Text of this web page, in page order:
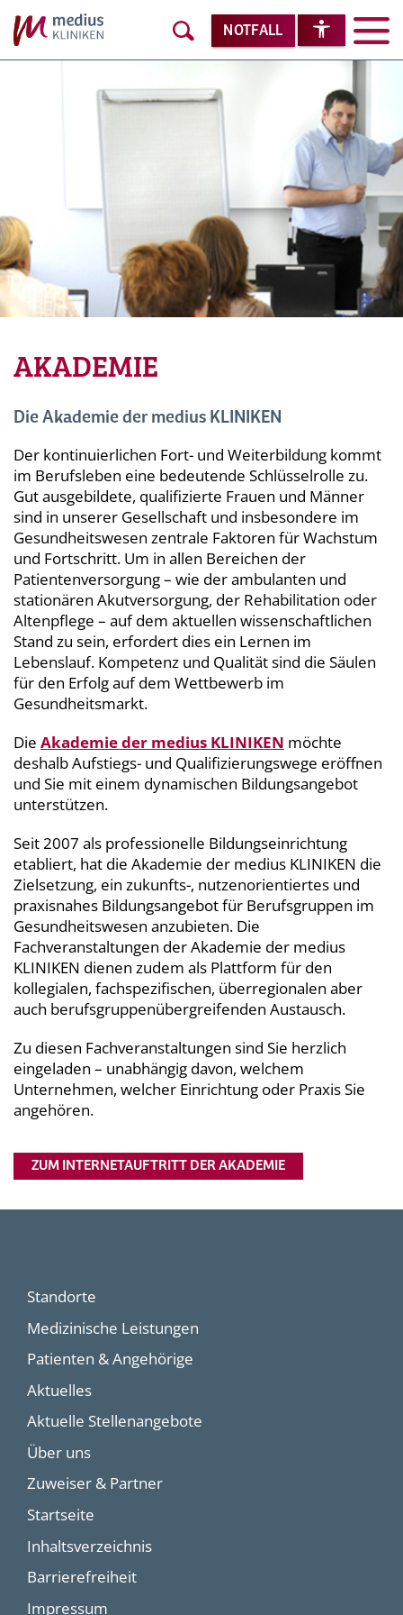
NOTFALL
AKADEMIE
Die Akademie der medius KLINIKEN
Der kontinuierlichen Fort- und Weiterbildung kommt
im Berufsleben eine bedeutende Schlüsselrolle zu.
Gut ausgebildete, qualifizierte Frauen und Männer
sind in unserer Gesellschaft und insbesondere im
Gesundheitswesen zentrale Faktoren für Wachstum
und Fortschritt. Um in allen Bereichen der
Patientenversorgung – wie der ambulanten und
stationären Akutversorgung, der Rehabilitation oder
Altenpflege – auf dem aktuellen wissenschaftlichen
Stand zu sein, erfordert dies ein Lernen im
Lebenslauf. Kompetenz und Qualität sind die Säulen
für den Erfolg auf dem Wettbewerb im
Gesundheitsmarkt.
Die Akademie der medius KLINIKEN möchte
deshalb Aufstiegs- und Qualifizierungswege eröffnen
und Sie mit einem dynamischen Bildungsangebot
unterstützen.
Seit 2007 als professionelle Bildungseinrichtung
etabliert, hat die Akademie der medius KLINIKEN die
Zielsetzung, ein zukunfts-, nutzenorientiertes und
praxisnahes Bildungsangebot für Berufsgruppen im
Gesundheitswesen anzubieten. Die
Fachveranstaltungen der Akademie der medius
KLINIKEN dienen zudem als Plattform für den
kollegialen, fachspezifischen, überregionalen aber
auch berufsgruppenübergreifenden Austausch.
Zu diesen Fachveranstaltungen sind Sie herzlich
eingeladen – unabhängig davon, welchem
Unternehmen, welcher Einrichtung oder Praxis Sie
angehören.
ZUM INTERNETAUFTRITT DER AKADEMIE
Standorte
Medizinische Leistungen
Patienten & Angehörige
Aktuelles
Aktuelle Stellenangebote
Über uns
Zuweiser & Partner
Startseite
Inhaltsverzeichnis
Barrierefreiheit
Impressum